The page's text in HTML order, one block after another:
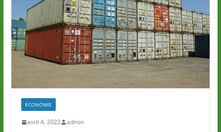
ECONOMIE
avril 4, 2022 admin